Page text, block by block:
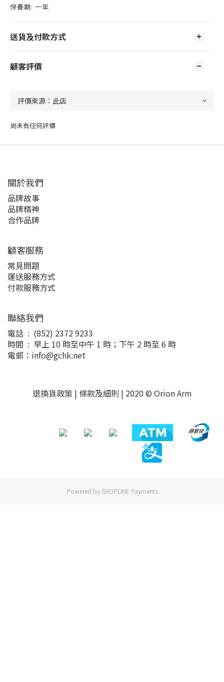
保養期: 一年
送貨及付款方式
顧客評價
尚未有任何評價
關於我們
品牌故事
品牌精神
合作品牌
顧客服務
常見問題
運送服務方式
付款服務方式
聯絡我們
電話 : (852) 2372 9233
時間 : 早上 10 時至中午 1 時；下午 2 時至 6 時
電郵：info@gchk.net
退換貨政策 | 條款及細則 | 2020 © Orion Arm
Powered by SHOPLINE Payments